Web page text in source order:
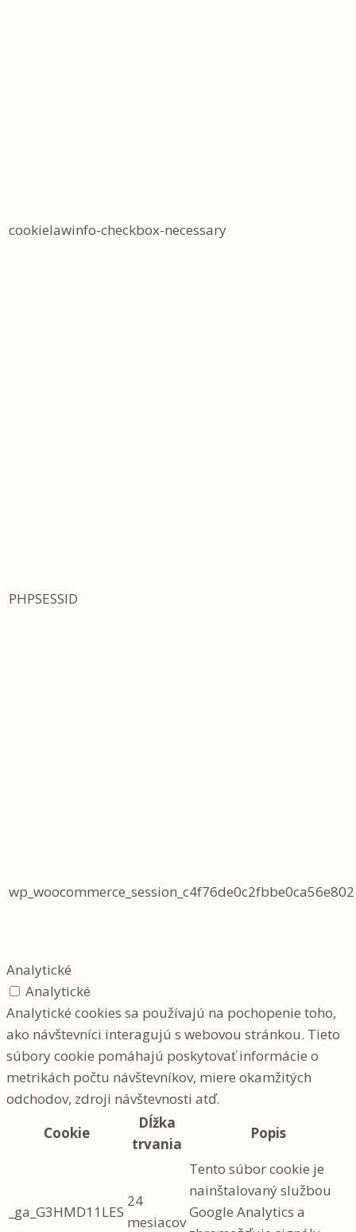
cookielawinfo-checkbox-necessary
PHPSESSID
Analytické
Analytické
Analytické cookies sa používajú na pochopenie toho,
ako návštevníci interagujú s webovou stránkou. Tieto
súbory cookie pomáhajú poskytovať informácie o
metrikách počtu návštevníkov, miere okamžitých
odchodov, zdroji návštevnosti atď.
Cookie
Dĺžka
trvania
Popis
_ga_G3HMD11LES
24
mesiacov
Tento súbor cookie je
nainštalovaný službou
Google Analytics a